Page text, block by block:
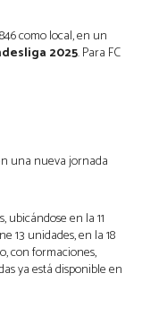
como local, en un
2025. Para FC
una nueva jornada
ubicándose en la 11
13 unidades, en la 18
con formaciones,
ya está disponible en